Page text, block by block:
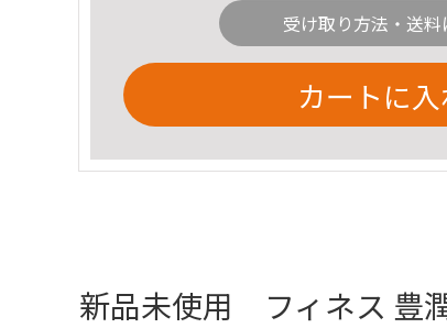
受け取り方法・送料
カートに
新品未使用 フィネス 豊